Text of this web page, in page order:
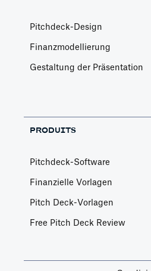
Pitchdeck-Design
Finanzmodellierung
Gestaltung der Präsentation
PRODUITS
Pitchdeck-Software
Finanzielle Vorlagen
Pitch Deck-Vorlagen
Free Pitch Deck Review